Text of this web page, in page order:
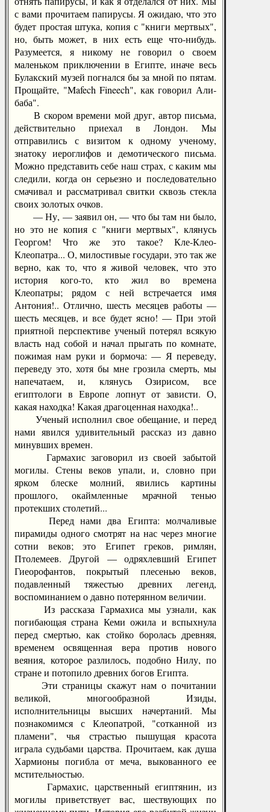
с вами прочитаем папирусы. Я ожидаю, что это
будет простая штука, копия с "книги мертвых",
но, быть может, в них есть еще что-нибудь.
Разумеется, я никому не говорил о своем
маленьком приключении в Египте, иначе весь
Булакский музей погнался бы за мной по пятам.
Прощайте, "Mafech Fineech", как говорил Али-
баба".
В скором времени мой друг, автор письма,
действительно приехал в Лондон. Мы
отправились с визитом к одному ученому,
знатоку иероглифов и демотического письма.
Можно представить себе наш страх, с каким мы
следили, когда он серьезно и последовательно
смачивал и рассматривал свитки сквозь стекла
своих золотых очков.
— Ну, — заявил он, — что бы там ни было,
но это не копия с "книги мертвых", клянусь
Георгом! Что же это такое? Кле-Клео-
Клеопатра... О, милостивые государи, это так же
верно, как то, что я живой человек, что это
история кого-то, кто жил во времена
Клеопатры; рядом с ней встречается имя
Антония!.. Отлично, шесть месяцев работы —
шесть месяцев, и все будет ясно! — При этой
приятной перспективе ученый потерял всякую
власть над собой и начал прыгать по комнате,
пожимая нам руки и бормоча: — Я переведу,
переведу это, хотя бы мне грозила смерть, мы
напечатаем, и, клянусь Озирисом, все
египтологи в Европе лопнут от зависти. О,
какая находка! Какая драгоценная находка!..
Ученый исполнил свое обещание, и перед
нами явился удивительный рассказ из давно
минувших времен.
Гармахис заговорил из своей забытой
могилы. Стены веков упали, и, словно при
ярком блеске молний, явились картины
прошлого, окаймленные мрачной тенью
протекших столетий...
Перед нами два Египта: молчаливые
пирамиды одного смотрят на нас через многие
сотни веков; это Египет греков, римлян,
Птолемеев. Другой — одряхлевший Египет
Гиеорофантов, покрытый плесенью веков,
подавленный тяжестью древних легенд,
воспоминанием о давно потерянном величии.
Из рассказа Гармахиса мы узнали, как
погибающая страна Кеми ожила и вспыхнула
перед смертью, как стойко боролась древняя,
временем освященная вера против нового
веяния, которое разлилось, подобно Нилу, по
стране и потопило древних богов Египта.
Эти страницы скажут нам о почитании
великой, многообразной Изиды,
исполнительницы высших начертаний. Мы
познакомимся с Клеопатрой, "сотканной из
пламени", чья страстью пышущая красота
играла судьбами царства. Прочитаем, как душа
Хармионы погибла от меча, выкованного ее
мстительностью.
Гармахис, царственный египтянин, из
могилы приветствует вас, шествующих по